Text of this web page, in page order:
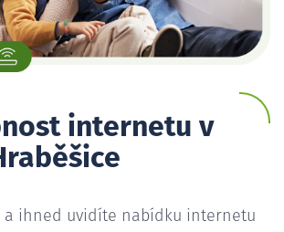
internetu v
a ihned uvidíte nabídku internetu